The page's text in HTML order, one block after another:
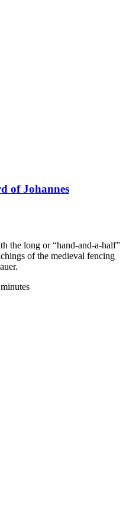
of Johannes
the long or “hand-and-a-half”
of the medieval fencing